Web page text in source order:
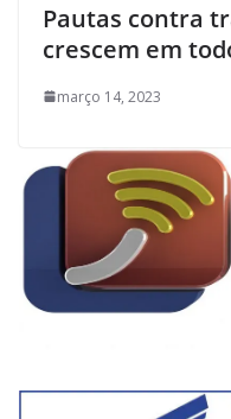
Pautas contra
crescem em
março 14, 2023